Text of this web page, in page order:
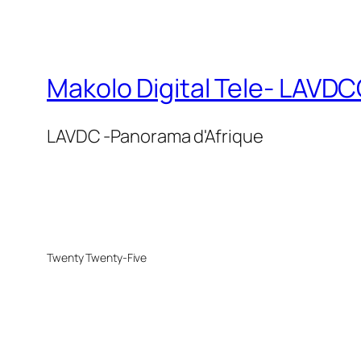
Makolo Digital Tele-
LAVDC -Panorama d'Afrique
Twenty Twenty-Five